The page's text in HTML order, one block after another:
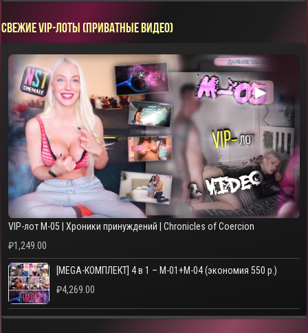
СВЕЖИЕ VIP-ЛОТЫ (ПРИВАТНЫЕ ВИДЕО)
▶
VIP-лот M-05 | Хроники принуждений | Chronicles of Coercion
₽1,249.00
[MEGA-КОМПЛЕКТ] 4 в 1 – M-01+M-04 (экономия 550 р.)
₽4,269.00